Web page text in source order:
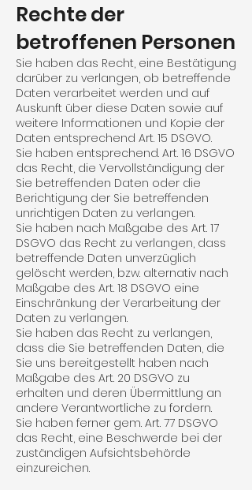
Rechte der
betroffenen Personen
Sie haben das Recht, eine Bestätigung
darüber zu verlangen, ob betreffende
Daten verarbeitet werden und auf
Auskunft über diese Daten sowie auf
weitere Informationen und Kopie der
Daten entsprechend Art. 15 DSGVO.
Sie haben entsprechend. Art. 16 DSGVO
das Recht, die Vervollständigung der
Sie betreffenden Daten oder die
Berichtigung der Sie betreffenden
unrichtigen Daten zu verlangen.
Sie haben nach Maßgabe des Art. 17
DSGVO das Recht zu verlangen, dass
betreffende Daten unverzüglich
gelöscht werden, bzw. alternativ nach
Maßgabe des Art. 18 DSGVO eine
Einschränkung der Verarbeitung der
Daten zu verlangen.
Sie haben das Recht zu verlangen,
dass die Sie betreffenden Daten, die
Sie uns bereitgestellt haben nach
Maßgabe des Art. 20 DSGVO zu
erhalten und deren Übermittlung an
andere Verant­wortliche zu fordern.
Sie haben ferner gem. Art. 77 DSGVO
das Recht, eine Beschwerde bei der
zuständigen Aufsichts­behörde
einzureichen.